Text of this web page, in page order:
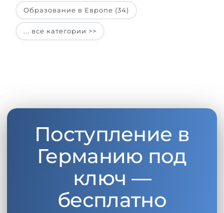
Образование в Европе (34)
... все категории >>
Поступление в
Германию под
ключ —
бесплатно